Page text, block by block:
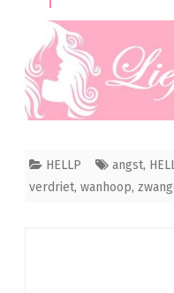
HELLP angst,
verdriet, wanhoop,